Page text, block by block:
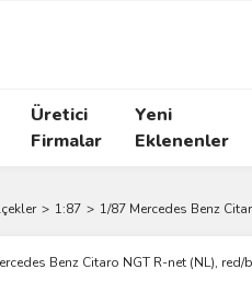
Üretici
Firmalar
Yeni
Eklenenler
1:87 1/87 Mercedes Benz